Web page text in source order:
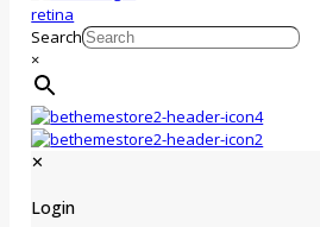
Search
×
✕
Login